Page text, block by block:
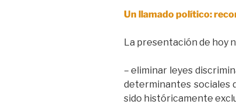
Un llamado político:
La presentación de hoy
– eliminar leyes
determinantes sociales
sido históricamente